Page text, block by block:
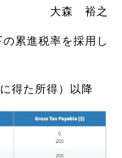
大森 裕之
累進税率を採用し
得た所得）以降